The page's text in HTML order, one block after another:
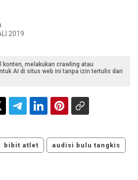
2019
konten, melakukan crawling atau
AI di situs web ini tanpa izin tertulis dari
bibit atlet audisi bulu tangkis